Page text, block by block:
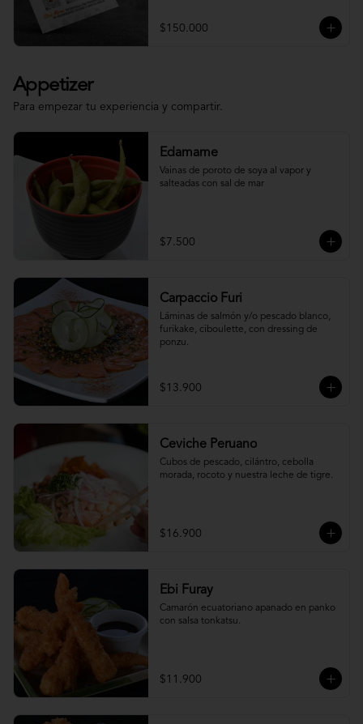
$150.000
Appetizer
Para empezar tu experiencia y compartir.
Edamame
Vainas de poroto de soya al vapor y
salteadas con sal de mar
$7.500
Carpaccio Furi
Láminas de salmón y/o pescado blanco,
furikake, ciboulette, con dressing de
ponzu.
$13.900
Ceviche Peruano
Cubos de pescado, cilántro, cebolla
morada, rocoto y nuestra leche de tigre.
$16.900
Ebi Furay
Camarón ecuatoriano apanado en panko
con salsa tonkatsu.
$11.900